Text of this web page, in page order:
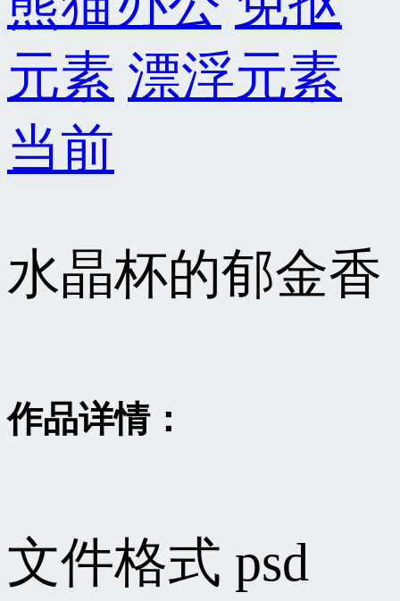
元素 漂浮元素
当前
水晶杯的郁金香
作品详情：
文件格式 psd